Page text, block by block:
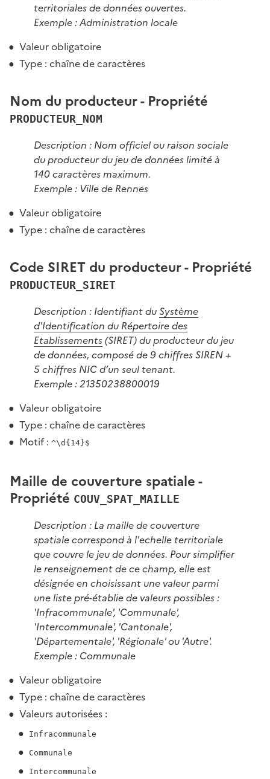
territoriales de données ouvertes.
Exemple : Administration locale
Valeur obligatoire
Type : chaîne de caractères
Nom du producteur - Propriété
PRODUCTEUR_NOM
Description : Nom officiel ou raison sociale
du producteur du jeu de données limité à
140 caractères maximum.
Exemple : Ville de Rennes
Valeur obligatoire
Type : chaîne de caractères
Code SIRET du producteur - Propriété
PRODUCTEUR_SIRET
Description : Identifiant duSystème
d'Identification du Répertoire des
Etablissements(SIRET) du producteur du jeu
de données, composé de 9 chiffres SIREN +
5 chiffres NIC d’un seul tenant.
Exemple : 21350238800019
Valeur obligatoire
Type : chaîne de caractères
Motif : ^\d{14}$
Maille de couverture spatiale -
Propriété COUV_SPAT_MAILLE
Description : La maille de couverture
spatiale correspond à l'echelle territoriale
que couvre le jeu de données. Pour simplifier
le renseignement de ce champ, elle est
désignée en choisissant une valeur parmi
une liste pré-établie de valeurs possibles :
'Infracommunale', 'Communale',
'Intercommunale', 'Cantonale',
'Départementale', 'Régionale' ou 'Autre'.
Exemple : Communale
Valeur obligatoire
Type : chaîne de caractères
Valeurs autorisées :
Infracommunale
Communale
Intercommunale